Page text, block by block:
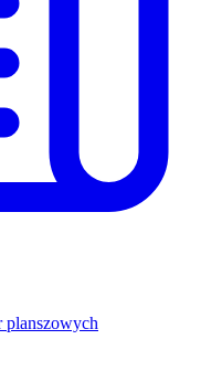
planszowych